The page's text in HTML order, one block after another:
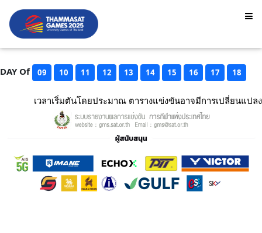
DAY Of 09 10 11 12 13 14 15 16 17 18
เวลาเริ่มตันโดยประมาณ ตารางแข่งขันอาจมีการเปลี่ยนแปลง